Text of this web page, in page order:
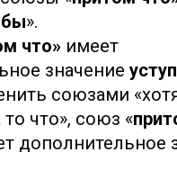
».
что» имеет
значение
союзами
что», союз «
дополнительное